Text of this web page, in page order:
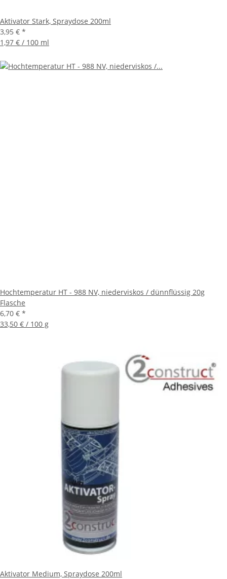
Aktivator Stark, Spraydose 200ml
3,95 € *
1,97 € / 100 ml
Hochtemperatur HT - 988 NV, niederviskos / dünnflüssig 20g
Flasche
6,70 € *
33,50 € / 100 g
Aktivator Medium, Spraydose 200ml